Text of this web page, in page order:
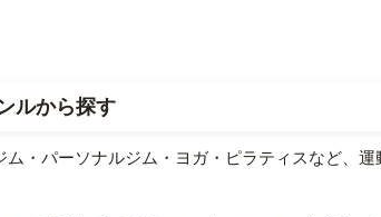
ルから探す
・パーソナルジム・ヨガ・ピラティスなど、